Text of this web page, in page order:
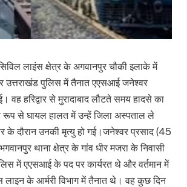
लाइंस क्षेत्र के अगवानपुर चौकी इलाके में
उत्तराखंड पुलिस में तैनात एएसआई जनेश्वर
वह हरिद्वार से मुरादाबाद लौटते समय हादसे का
रूप से घायल हालत में उन्हें जिला अस्पताल ले
के दौरान उनकी मृत्यु हो गई।जनेश्वर प्रसाद (45
थाना क्षेत्र के गांव धीर मजरा के निवासी
में एएसआई के पद पर कार्यरत थे और वर्तमान में
के आर्मरी विभाग में तैनात थे। वह कुछ दिन